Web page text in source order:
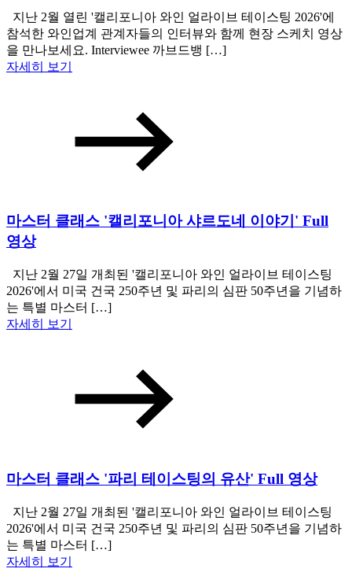
지난 2월 열린 '캘리포니아 와인 얼라이브 테이스팅 2026'에
참석한 와인업계 관계자들의 인터뷰와 함께 현장 스케치 영상
을 만나보세요. Interviewee 까브드뱅 […]
자세히 보기
마스터 클래스 '캘리포니아 샤르도네 이야기' Full
영상
지난 2월 27일 개최된 '캘리포니아 와인 얼라이브 테이스팅
2026'에서 미국 건국 250주년 및 파리의 심판 50주년을 기념하
는 특별 마스터 […]
자세히 보기
마스터 클래스 '파리 테이스팅의 유산' Full 영상
지난 2월 27일 개최된 '캘리포니아 와인 얼라이브 테이스팅
2026'에서 미국 건국 250주년 및 파리의 심판 50주년을 기념하
는 특별 마스터 […]
자세히 보기